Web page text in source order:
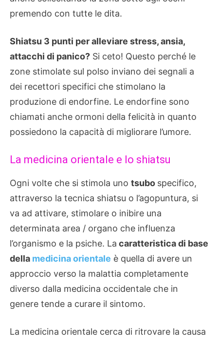
premendo con tutte le dita.
Shiatsu 3 punti per alleviare stress, ansia,
attacchi di panico? Si ceto! Questo perché le
zone stimolate sul polso inviano dei segnali a
dei recettori specifici che stimolano la
produzione di endorfine. Le endorfine sono
chiamati anche ormoni della felicità in quanto
possiedono la capacità di migliorare l’umore.
La medicina orientale e lo shiatsu
Ogni volte che si stimola uno tsubo specifico,
attraverso la tecnica shiatsu o l’agopuntura, si
va ad attivare, stimolare o inibire una
determinata area / organo che influenza
l’organismo e la psiche. La caratteristica di base
della medicina orientale è quella di avere un
approccio verso la malattia completamente
diverso dalla medicina occidentale che in
genere tende a curare il sintomo.
La medicina orientale cerca di ritrovare la causa